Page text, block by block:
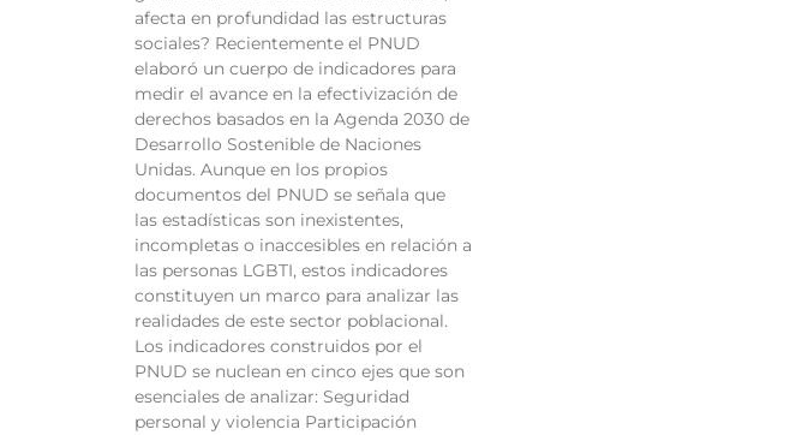
afecta en profundidad las estructuras
sociales? Recientemente el PNUD
elaboró un cuerpo de indicadores para
medir el avance en la efectivización de
derechos basados en la Agenda 2030 de
Desarrollo Sostenible de Naciones
Unidas. Aunque en los propios
documentos del PNUD se señala que
las estadísticas son inexistentes,
incompletas o inaccesibles en relación a
las personas LGBTI, estos indicadores
constituyen un marco para analizar las
realidades de este sector poblacional.
Los indicadores construidos por el
PNUD se nuclean en cinco ejes que son
esenciales de analizar: Seguridad
personal y violencia Participación